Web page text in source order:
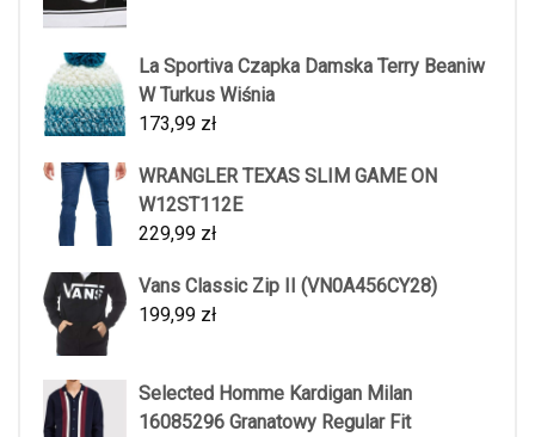
La Sportiva Czapka Damska Terry Beaniw
W Turkus Wiśnia
173,99 zł
WRANGLER TEXAS SLIM GAME ON
W12ST112E
229,99 zł
Vans Classic Zip II (VN0A456CY28)
199,99 zł
Selected Homme Kardigan Milan
16085296 Granatowy Regular Fit